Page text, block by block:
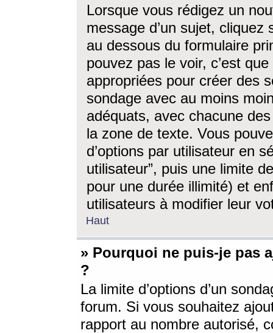
Lorsque vous rédigez un
message d’un sujet, cliquez
au dessous du formulaire
pouvez pas le voir, c’est
appropriées pour créer des
sondage avec au moins
adéquats, avec chacune
la zone de texte. Vous
d’options par utilisateur en
utilisateur”, puis une limite
pour une durée illimité) et
utilisateurs à modifier leur
Haut
» Pourquoi ne puis-je pas
?
La limite d’options d’un
forum. Si vous souhaitez
rapport au nombre autorisé,